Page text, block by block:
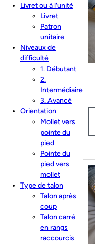
Livret ou à l'unité
Livret
Patron
unitaire
Niveaux de
difficulté
1. Débutant
2.
Intermédiaire
3. Avancé
Orientation
Mollet vers
pointe du
pied
Pointe du
pied vers
mollet
Type de talon
Talon après
coup
Talon carré
en rangs
raccourcis